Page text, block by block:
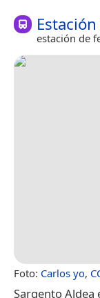
estación de
Foto: Carlos yo,
Sargento Aldea